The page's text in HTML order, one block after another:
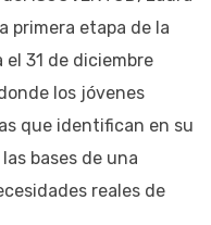
primera etapa de la
31 de diciembre
los jóvenes
que identifican en su
bases de una
reales de